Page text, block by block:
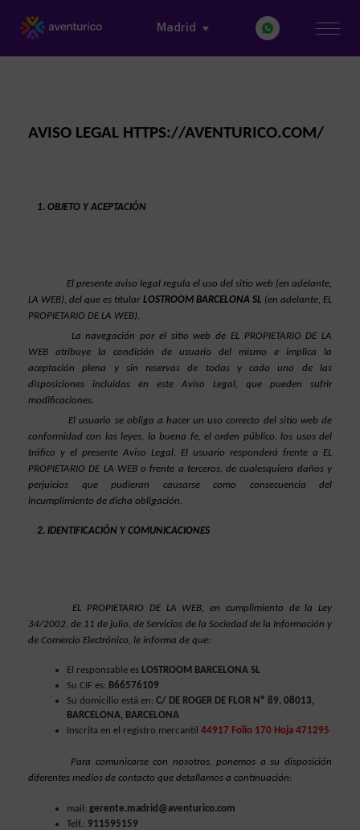
Madrid
AVISO LEGAL HTTPS://AVENTURICO.COM/
OBJETO Y ACEPTACIÓN
El presente aviso legal regula el uso del sitio web (en adelante,
LA WEB), del que es titular LOSTROOM BARCELONA SL (en adelante, EL
PROPIETARIO DE LA WEB).
La navegación por el sitio web de EL PROPIETARIO DE LA
WEB atribuye la condición de usuario del mismo e implica la
aceptación plena y sin reservas de todas y cada una de las
disposiciones incluidas en este Aviso Legal, que pueden sufrir
modificaciones.
El usuario se obliga a hacer un uso correcto del sitio web de
conformidad con las leyes, la buena fe, el orden público, los usos del
tráfico y el presente Aviso Legal. El usuario responderá frente a EL
PROPIETARIO DE LA WEB o frente a terceros, de cualesquiera daños y
perjuicios que pudieran causarse como consecuencia del
incumplimiento de dicha obligación.
IDENTIFICACIÓN Y COMUNICACIONES
EL PROPIETARIO DE LA WEB, en cumplimiento de la Ley
34/2002, de 11 de julio, de Servicios de la Sociedad de la Información y
de Comercio Electrónico, le informa de que:
El responsable es LOSTROOM BARCELONA SL
Su CIF es: B66576109
Su domicilio está en: C/ DE ROGER DE FLOR Nº 89, 08013,
BARCELONA, BARCELONA
Inscrita en el registro mercantil 44917 Folio 170 Hoja 471295
Para comunicarse con nosotros, ponemos a su disposición
diferentes medios de contacto que detallamos a continuación:
mail: gerente.madrid@aventurico.com
Telf.: 911595159